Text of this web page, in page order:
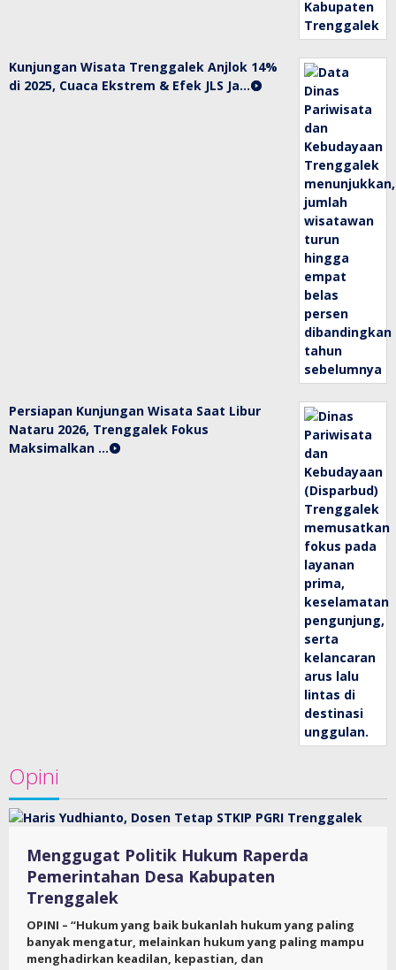
Kunjungan Wisata Trenggalek Anjlok 14%
di 2025, Cuaca Ekstrem & Efek JLS Ja…
Persiapan Kunjungan Wisata Saat Libur
Nataru 2026, Trenggalek Fokus
Maksimalkan …
Opini
Menggugat Politik Hukum Raperda
Pemerintahan Desa Kabupaten
Trenggalek
OPINI – “Hukum yang baik bukanlah hukum yang paling
banyak mengatur, melainkan hukum yang paling mampu
menghadirkan keadilan, kepastian, dan